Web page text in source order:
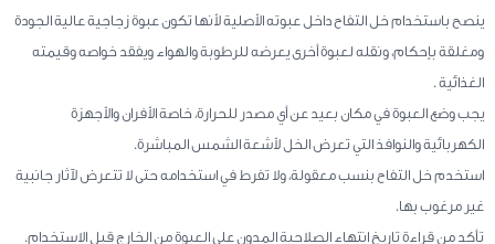
ينصح باستخدام خل التفاح داخل عبوته الأصلية لأنها تكون عبوة زجاجية عالية الجودة
ومغلقة بإحكام، ونقله لعبوة أخرى يعرضه للرطوبة والهواء ويفقد خواصه وقيمته
الغذائية .
يجب وضع العبوة في مكان بعيد عن أي مصدر للحرارة، خاصة الأفران والأجهزة
الكهربائية والنوافذ التي تعرض الخل لأشعة الشمس المباشرة.
استخدم خل التفاح بنسب معقولة، ولا تفرط في استخدامه حتى لا تتعرض لآثار جانبية
غير مرغوب بها.
تأكد من قراءة تاريخ انتهاء الصلاحية المدون على العبوة من الخارج قبل الاستخدام.